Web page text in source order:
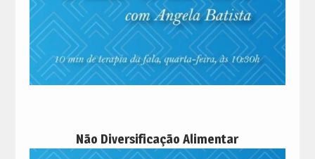
Não Diversificação Alimentar